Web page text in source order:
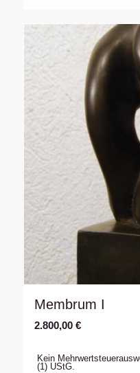
Membrum I
2.800,00 €
Kein
(1) UStG.